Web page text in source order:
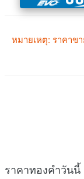
ราคาทองคำวันนี้